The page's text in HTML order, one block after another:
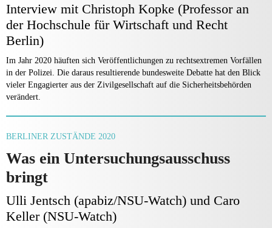
Interview mit Christoph Kopke (Professor an
der Hochschule für Wirtschaft und Recht
Berlin)
Im Jahr 2020 häuften sich Veröffentlichungen zu rechtsextremen Vorfällen
in der Polizei. Die daraus resultierende bundesweite Debatte hat den Blick
vieler Engagierter aus der Zivilgesellschaft auf die Sicherheitsbehörden
verändert.
BERLINER ZUSTÄNDE 2020
Was ein Untersuchungsausschuss
bringt
Ulli Jentsch (apabiz/NSU-Watch) und Caro
Keller (NSU-Watch)